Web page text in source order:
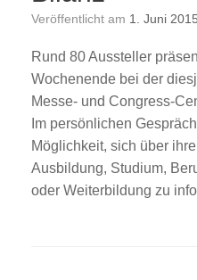
Veröffentlicht am 1. Juni 2015
Rund 80 Aussteller
Wochenende bei der
Messe- und Congress-
Im persönlichen
Möglichkeit, sich über
Ausbildung, Studium,
oder Weiterbildung zu